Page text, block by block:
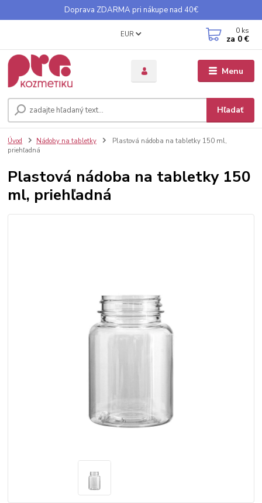
Doprava ZDARMA pri nákupe nad 40€
Menu
EUR
Hľadať
0 ks
za 0 €
Úvod Nádoby na tabletky
Plastová nádoba na tabletky 150 ml,
priehľadná
Plastová nádoba na tabletky 150
ml, priehľadná